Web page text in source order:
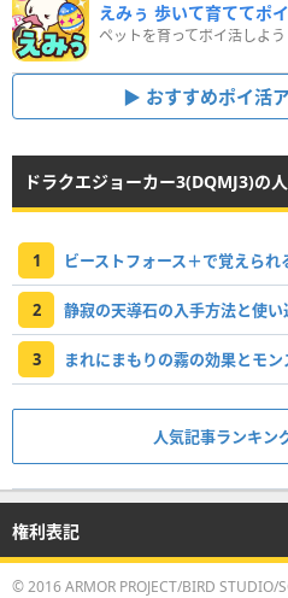
えみぅ 歩いて育ててポ
おすすめポイ活
ドラクエジョーカー3(DQMJ3)の
1 ビーストフォース＋で覚えら
2 静寂の天導石の入手方法と使い
3 まれにまもりの霧の効果とモ
人気記事ランキン
権利表記
© 2016 ARMOR PROJECT/BIRD STUDIO/